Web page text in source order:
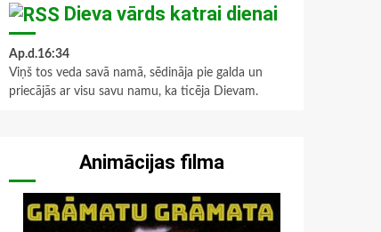
Dieva vārds katrai dienai
Ap.d.16:34
Viņš tos veda savā namā, sēdināja pie galda un
priecājās ar visu savu namu, ka ticēja Dievam.
Animācijas filma